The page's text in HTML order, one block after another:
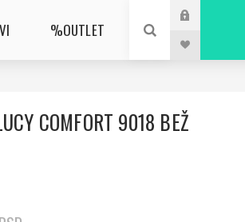
%OUTLET
COMFORT 9018 BEŽ